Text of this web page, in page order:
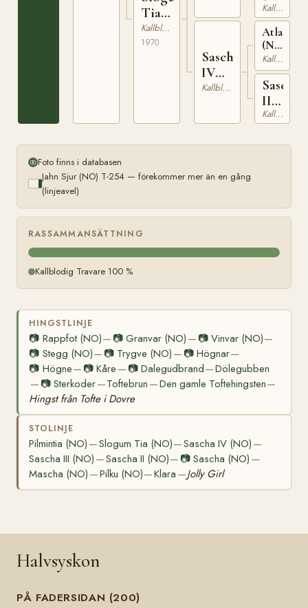
Tia
(NO)
Kallblodig Travare
1970
Sascha
IV
(NO)
Kallblodig Travare
Kallblodig Travare
(NO)
T-
168
Kallblodig Travare
Sascha
III
(NO)
Kallblodig Travare
Foto finns i databasen
Jahn Sjur (NO) T-254 — förekommer mer än en gång
(linjeavel)
RASSAMMANSÄTTNING
Kallblodig Travare 100 %
HINGSTLINJE
📷 Rappfot (NO)— 📷Granvar (NO) — 📷 Vinvar (NO)—
📷 Stegg (NO)— 📷 Trygve (NO) — 📷 Högnar—
📷 Högne— 📷Kåre — 📷 Dalegudbrand—Dölegubben
— 📷Sterkoder—Toftebrun —Den gamle Toftehingsten—
Hingst från Tofte i Dovre
STOLINJE
Pilmintia (NO) —Slogum Tia (NO)—Sascha IV (NO) —
Sascha III (NO) —Sascha II (NO)— 📷Sascha (NO) —
Mascha (NO) —Pilku (NO)—Klara —Jolly Girl
Halvsyskon
PÅ FADERSIDAN (200)